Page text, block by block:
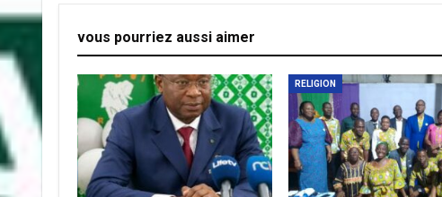
vous pourriez aussi aimer
RELIGION